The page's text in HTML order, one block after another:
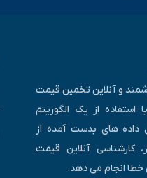
و آنلاین تخمین قیمت
از یک الگوریتم
های بدست آمده از
کارشناسی آنلاین قیمت
خطا انجام می دهد.